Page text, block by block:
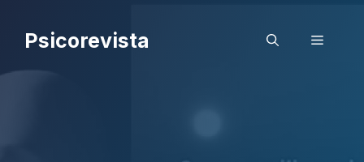
Psicorevista Menú